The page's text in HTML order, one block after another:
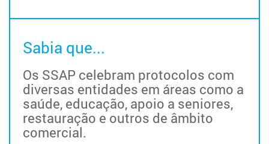
Sabia que...
Os SSAP celebram protocolos com
diversas entidades em áreas como a
saúde, educação, apoio a seniores,
restauração e outros de âmbito
comercial.